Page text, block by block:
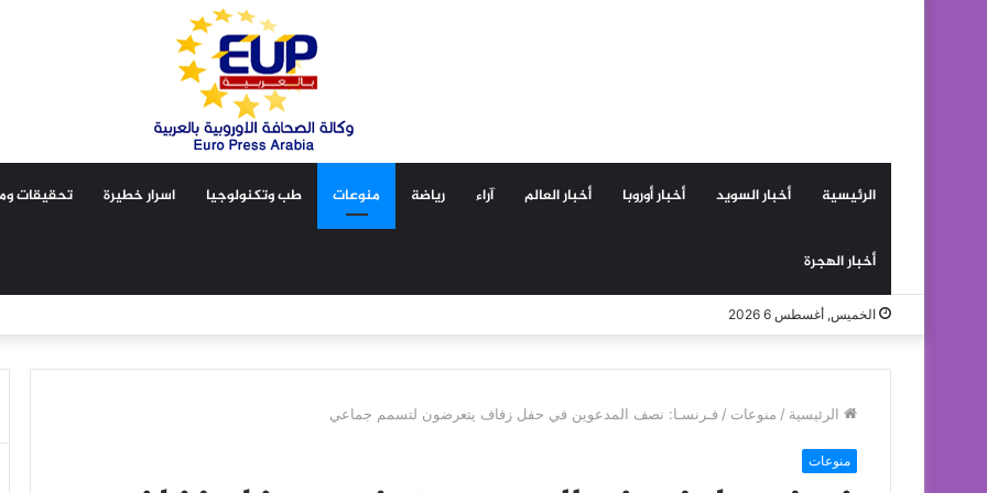
الرئيسية أخبار السويد أخبار أوروبا أخبار العالم آراء رياضة منوعات طب وتكنولوجيا اسرار خطيرة تحقيقات
أخبار الهجرة
الخميس, أغسطس 6 2026
الرئيسية / منوعات / فـرنسـا: نصف المدعوين في حفل زفاف يتعرضون لتسمم جماعي
منوعات